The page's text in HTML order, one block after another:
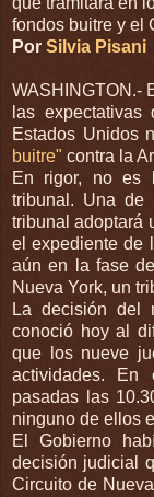
fondos buitre y el
Por Silvia Pisani
WASHINGTON.-
las
Estados Unidos
buitre" contra la
En rigor, no es
tribunal. Una de
tribunal adoptará
el expediente de
aún en la fase
Nueva York, un
La decisión del
conoció hoy al
que los nueve
actividades. En
pasadas las
ninguno de ellos
El Gobierno
decisión judicial
Circuito de